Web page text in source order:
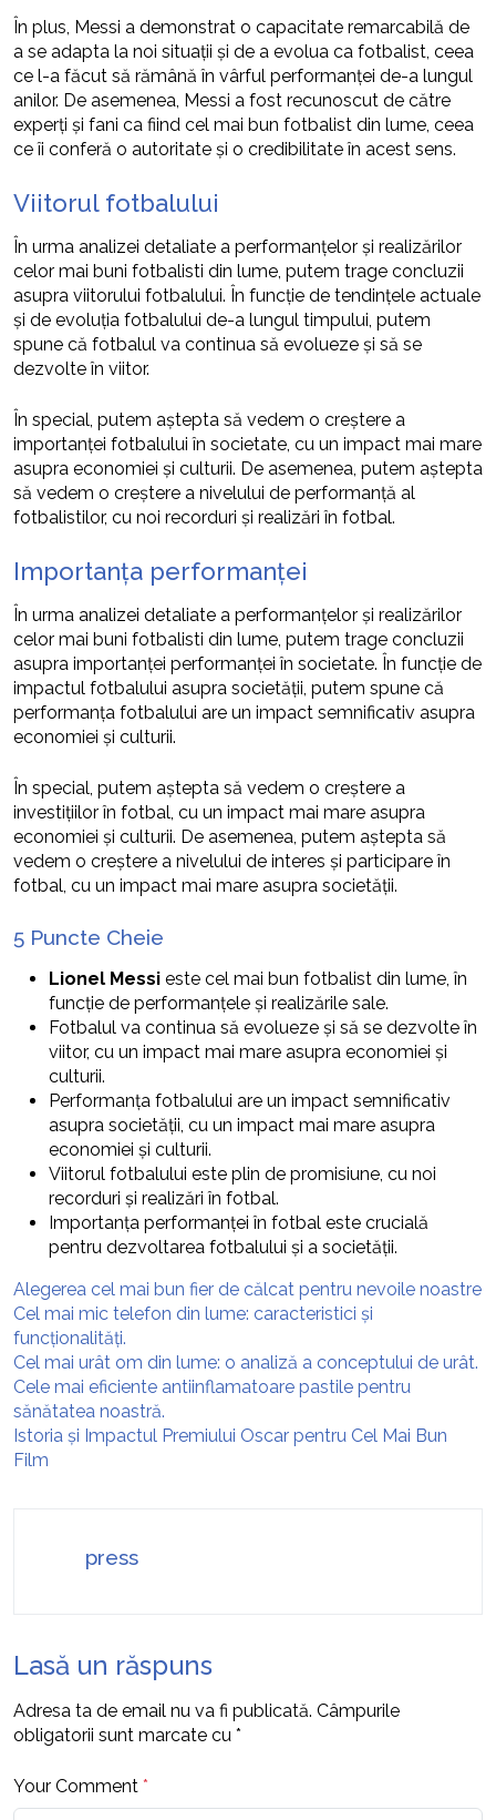
În plus, Messi a demonstrat o capacitate remarcabilă de
a se adapta la noi situații și de a evolua ca fotbalist, ceea
ce l-a făcut să rămână în vârful performanței de-a lungul
anilor. De asemenea, Messi a fost recunoscut de către
experți și fani ca fiind cel mai bun fotbalist din lume, ceea
ce îi conferă o autoritate și o credibilitate în acest sens.
Viitorul fotbalului
În urma analizei detaliate a performanțelor și realizărilor
celor mai buni fotbalisti din lume, putem trage concluzii
asupra viitorului fotbalului. În funcție de tendințele actuale
și de evoluția fotbalului de-a lungul timpului, putem
spune că fotbalul va continua să evolueze și să se
dezvolte în viitor.
În special, putem aștepta să vedem o creștere a
importanței fotbalului în societate, cu un impact mai mare
asupra economiei și culturii. De asemenea, putem aștepta
să vedem o creștere a nivelului de performanță al
fotbalistilor, cu noi recorduri și realizări în fotbal.
Importanța performanței
În urma analizei detaliate a performanțelor și realizărilor
celor mai buni fotbalisti din lume, putem trage concluzii
asupra importanței performanței în societate. În funcție de
impactul fotbalului asupra societății, putem spune că
performanța fotbalului are un impact semnificativ asupra
economiei și culturii.
În special, putem aștepta să vedem o creștere a
investițiilor în fotbal, cu un impact mai mare asupra
economiei și culturii. De asemenea, putem aștepta să
vedem o creștere a nivelului de interes și participare în
fotbal, cu un impact mai mare asupra societății.
5 Puncte Cheie
Lionel Messi este cel mai bun fotbalist din lume, în
funcție de performanțele și realizările sale.
Fotbalul va continua să evolueze și să se dezvolte în
viitor, cu un impact mai mare asupra economiei și
culturii.
Performanța fotbalului are un impact semnificativ
asupra societății, cu un impact mai mare asupra
economiei și culturii.
Viitorul fotbalului este plin de promisiune, cu noi
recorduri și realizări în fotbal.
Importanța performanței în fotbal este crucială
pentru dezvoltarea fotbalului și a societății.
Alegerea cel mai bun fier de călcat pentru nevoile noastre
Cel mai mic telefon din lume: caracteristici și
funcționalități.
Cel mai urât om din lume: o analiză a conceptului de urât.
Cele mai eficiente antiinflamatoare pastile pentru
sănătatea noastră.
Istoria și Impactul Premiului Oscar pentru Cel Mai Bun
Film
press
Lasă un răspuns
Adresa ta de email nu va fi publicată. Câmpurile
obligatorii sunt marcate cu *
Your Comment *